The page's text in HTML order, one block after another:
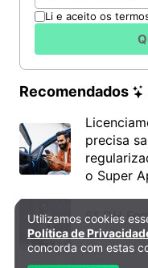
Li e aceito os
Recomendados
precisa
o Super
6º DH
mostra
Política de Privacidade
Utilizamos cookies
Política de
concorda com estas